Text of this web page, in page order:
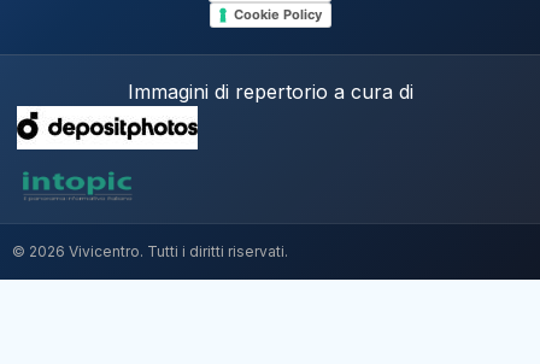
Cookie Policy
Immagini di repertorio a cura di
© 2026 Vivicentro. Tutti i diritti riservati.